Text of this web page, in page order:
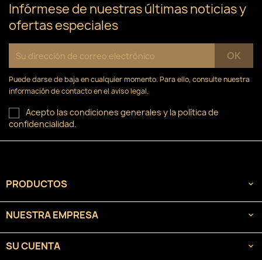
Infórmese de nuestras últimas noticias y
ofertas especiales
Puede darse de baja en cualquier momento. Para ello, consulte nuestra
información de contacto en el aviso legal.
Acepto las condiciones generales y la política de
confidencialidad.
PRODUCTOS 
NUESTRA EMPRESA 
SU CUENTA 